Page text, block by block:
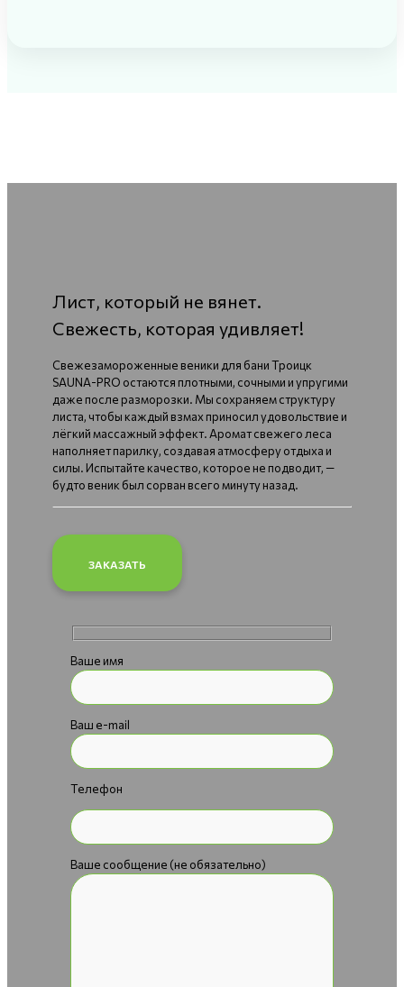
Лист, который не вянет.
Свежесть, которая удивляет!
Свежезамороженные веники для бани Троицк
SAUNA-PRO остаются плотными, сочными и упругими
даже после разморозки. Мы сохраняем структуру
листа, чтобы каждый взмах приносил удовольствие и
лёгкий массажный эффект. Аромат свежего леса
наполняет парилку, создавая атмосферу отдыха и
силы. Испытайте качество, которое не подводит, —
будто веник был сорван всего минуту назад.
ЗАКАЗАТЬ
Ваше имя
Ваш e-mail
Телефон
Ваше сообщение (не обязательно)